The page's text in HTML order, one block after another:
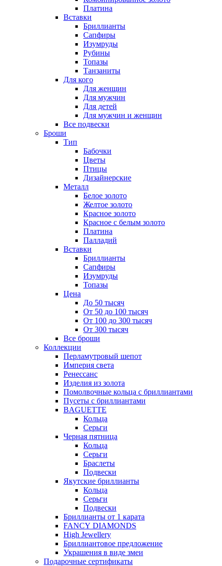
Платина
Вставки
Бриллианты
Сапфиры
Изумруды
Рубины
Топазы
Танзаниты
Для кого
Для женщин
Для мужчин
Для детей
Для мужчин и женщин
Все подвески
Броши
Тип
Бабочки
Цветы
Птицы
Дизайнерские
Металл
Белое золото
Желтое золото
Красное золото
Красное с белым золото
Платина
Палладий
Вставки
Бриллианты
Сапфиры
Изумруды
Топазы
Цена
До 50 тысяч
От 50 до 100 тысяч
От 100 до 300 тысяч
От 300 тысяч
Все броши
Коллекции
Перламутровый шепот
Империя света
Ренессанс
Изделия из золота
Помолвочные кольца с бриллиантами
Пусеты с бриллиантами
BAGUETTE
Кольца
Серьги
Черная пятница
Кольца
Серьги
Браслеты
Подвески
Якутские бриллианты
Кольца
Серьги
Подвески
Бриллианты от 1 карата
FANCY DIAMONDS
High Jewellery
Бриллиантовое предложение
Украшения в виде змеи
Подарочные сертификаты